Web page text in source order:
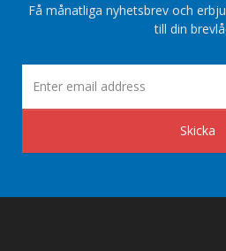
Få månatliga nyhetsbrev och
till din
Skicka